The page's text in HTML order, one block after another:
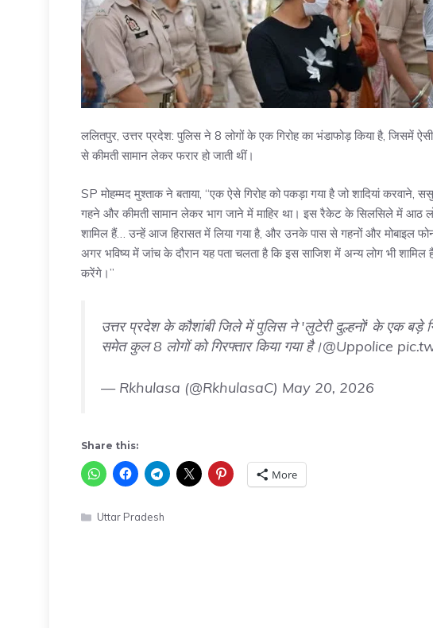
ललितपुर, उत्तर प्रदेश: पुलिस ने 8 लोगों के एक गिरोह का भंडाफोड़ किया है, जिसमें
से कीमती सामान लेकर फरार हो जाती थीं।
SP मोहम्मद मुश्ताक ने बताया, “एक ऐसे गिरोह को पकड़ा गया है जो शादियां करवाने,
गहने और कीमती सामान लेकर भाग जाने में माहिर था। इस रैकेट के सिलसिले में आठ
शामिल हैं… उन्हें आज हिरासत में लिया गया है, और उनके पास से गहनों और मोबाइल
अगर भविष्य में जांच के दौरान यह पता चलता है कि इस साजिश में अन्य लोग भी
करेंगे।”
उत्तर प्रदेश के कौशांबी जिले में पुलिस ने 'लुटेरी दुल्हनों' के एक बड़े
समेत कुल 8 लोगों को गिरफ्तार किया गया है।@Uppolice
— Rkhulasa (@RkhulasaC) May 20, 2026
Share this:
More
Categories
Uttar Pradesh